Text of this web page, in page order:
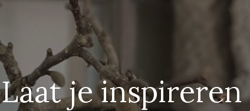
Laat je inspireren